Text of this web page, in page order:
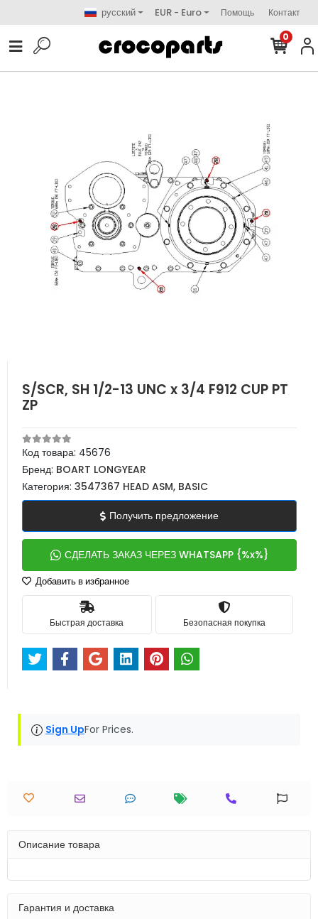
русский EUR - Euro Помощь Контакт
0
S/SCR, SH 1/2-13 UNC x 3/4 F912 CUP PT
ZP
Код товара: 45676
Бренд: BOART LONGYEAR
Категория: 3547367 HEAD ASM, BASIC
Получить предложение
СДЕЛАТЬ ЗАКАЗ ЧЕРЕЗ WHATSAPP {%x%}
Добавить в избранное
Быстрая доставка Безопасная покупка
Sign UpFor Prices.
Описание товара
Гарантия и доставка